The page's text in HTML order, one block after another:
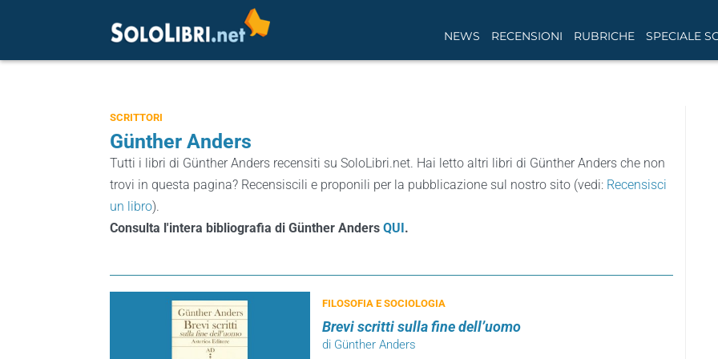
NEWS RECENSIONI RUBRICHE SPECIALE
SCRITTORI
Günther Anders
Tutti i libri di Günther Anders recensiti su SoloLibri.net. Hai letto altri libri di Günther Anders che non
trovi in questa pagina? Recensiscili e proponili per la pubblicazione sul nostro sito (vedi: Recensisci
un libro).
Consulta l'intera bibliografia di Günther Anders QUI.
FILOSOFIA E SOCIOLOGIA
Brevi scritti sulla fine dell’uomo
di Günther Anders